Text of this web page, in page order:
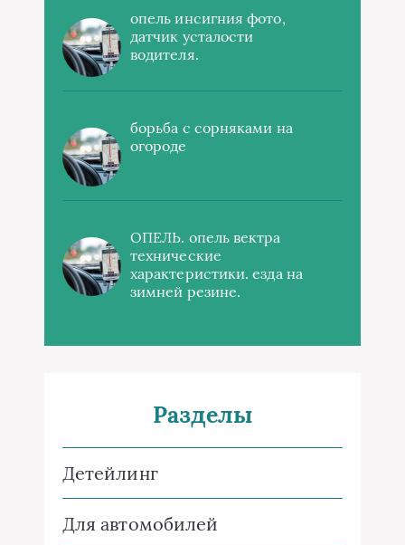
опель инсигния фото,
датчик усталости
водителя.
борьба с сорняками на
огороде
ОПЕЛЬ. опель вектра
технические
характеристики. езда на
зимней резине.
Разделы
Детейлинг
Для автомобилей